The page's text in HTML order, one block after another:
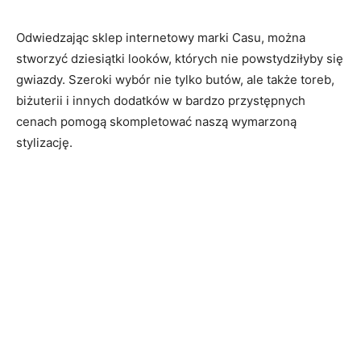
Odwiedzając sklep internetowy marki Casu, można
stworzyć dziesiątki looków, których nie powstydziłyby się
gwiazdy. Szeroki wybór nie tylko butów, ale także toreb,
biżuterii i innych dodatków w bardzo przystępnych
cenach pomogą skompletować naszą wymarzoną
stylizację.